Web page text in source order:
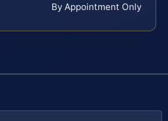
By Appointment Only